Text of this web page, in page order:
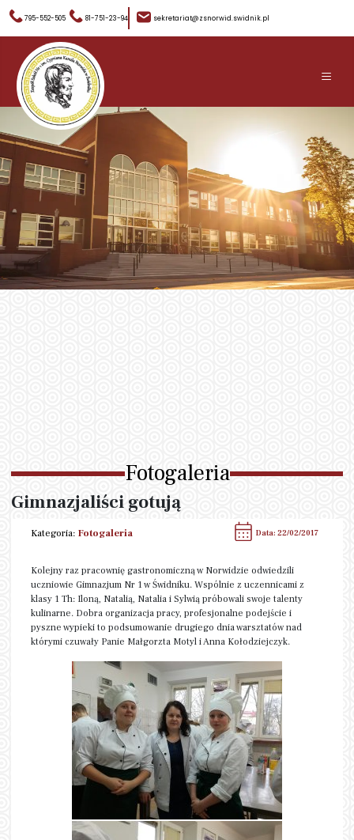
795-552-505 81-751-23-94 sekretariat@zsnorwid.swidnik.pl
≡
Fotogaleria
Gimnazjaliści gotują
Kategoria: Fotogaleria Data: 22/02/2017
Kolejny raz pracownię gastronomiczną w Norwidzie odwiedzili
uczniowie Gimnazjum Nr 1 w Świdniku. Wspólnie z uczennicami z
klasy 1 Th: Iloną, Natalią, Natalia i Sylwią próbowali swoje talenty
kulinarne. Dobra organizacja pracy, profesjonalne podejście i
pyszne wypieki to podsumowanie drugiego dnia warsztatów nad
którymi czuwały Panie Małgorzta Motyl i Anna Kołodziejczyk.